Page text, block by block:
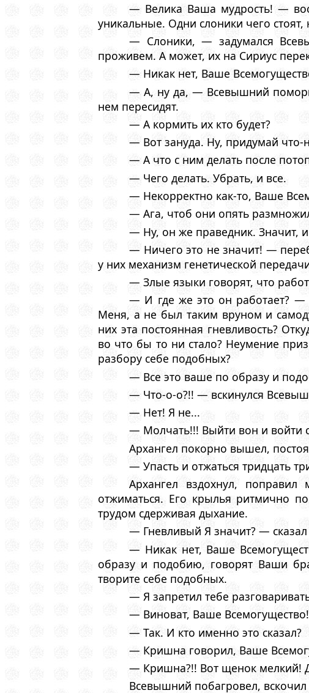
— Велика Ваша мудрость! —
уникальные. Одни слоники чего
— Слоники, — задумался
проживем. А может, их на Сириус
— Никак нет, Ваше
— А, ну да, — Всевышний
нем пересидят.
— А кормить их кто будет?
— Вот зануда. Ну, придумай что-
— А что с ним делать после
— Чего делать. Убрать, и все.
— Некорректно как-то, Ваше
— Ага, чтоб они опять
— Ну, он же праведник. Значит, и
— Ничего это не значит! —
у них механизм генетической
— Злые языки говорят, что
— И где же это он работает? —
Меня, а не был таким вруном и
них эта постоянная гневливость?
во что бы то ни стало? Неумение
разбору себе подобных?
— Все это ваше по образу и
— Что-о-о?!! — вскинулся
— Нет! Я не...
— Молчать!!! Выйти вон и войти
Архангел покорно вышел,
— Упасть и отжаться тридцать
Архангел вздохнул,
отжиматься. Его крылья ритмично
трудом сдерживая дыхание.
— Гневливый Я значит? —
— Никак нет, Ваше
образу и подобию, говорят Ваши
творите себе подобных.
— Я запретил тебе
— Виноват, Ваше
— Так. И кто именно это сказал?
— Кришна говорил, Ваше
— Кришна?!! Вот щенок мелкий!
Всевышний побагровел, вскочил